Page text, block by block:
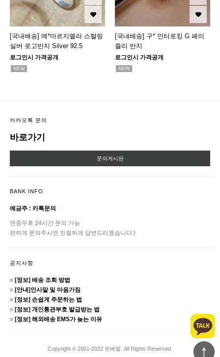
[국내배송] 메*마르지엘라 스털링
실버 로고반지 Silver 92.5
로그인시 가격공개
NEW
[국내배송] 구* 인터로킹 G 페이
즐리 반지
로그인시 가격공개
NEW
카카오톡 문의
바로가기
문의게시판
BANK INFO
예금주 : 카톡문의
연중무휴 24시간 문의 가능
편하게 문의주시면 친절하게 답변드리겠습니다:)
공지사항
[정보] 배송 조회 방법
[안내]인사말 및 마음가짐
[정보] 손쉽게 주문하는 법
[정보] 개인통관부호 발급받는 법
[정보] 해외배송 EMS가 늦는 이유
Copyright © 2001-2022 핏베럴. All Rights Reserved.